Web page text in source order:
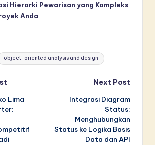
Hierarki Pewarisan yang Kompleks
Anda
object-oriented analysis and design
Lima
Next Post
Integrasi Diagram
Status:
Menghubungkan
Status ke Logika Basis
Data dan API